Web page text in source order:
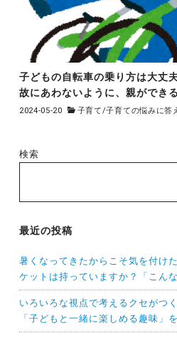
子どもの自転車の乗り方は大丈
故にあわないように、親ができる
2024-05-20 子育て/子育ての悩みに答
検索
最近の投稿
暑くなってきたからこそ気を付け
ケットは持っていますか？「こん
いろいろな視点で考えるクセがつ
「子どもと一緒に楽しめる趣味」